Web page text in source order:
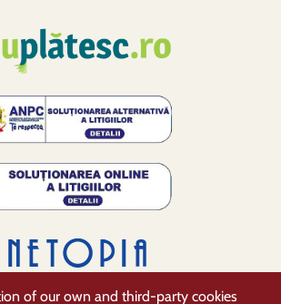
of our own and third-party cookies